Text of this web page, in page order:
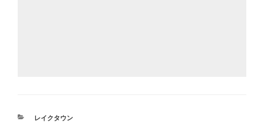
カ
レイクタウン